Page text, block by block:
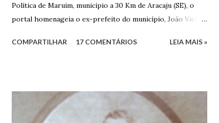
Política de Maruim, município a 30 Km de Aracaju (SE), o
portal homenageia o ex-prefeito do município, João Vieira
Vieira dos Santos e Arlinda Barroso dos Santos, nasceu em
infância pobre, João Vieira não pôde se dedicar aos
estudos, e então passou a colocar o trabalho em primeiro
COMPARTILHAR 17 COMENTÁRIOS LEIA MAIS »